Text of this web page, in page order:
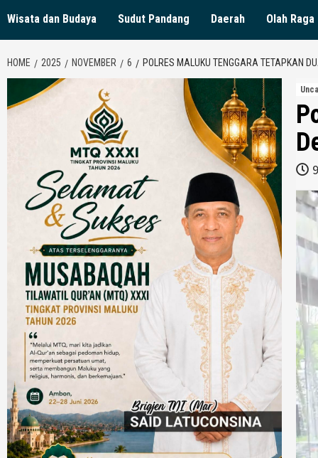
Wisata dan Budaya Sudut Pandang Daerah Olah Raga
HOME 2025 NOVEMBER 6 POLRES MALUKU TENGGARA TETAPKAN